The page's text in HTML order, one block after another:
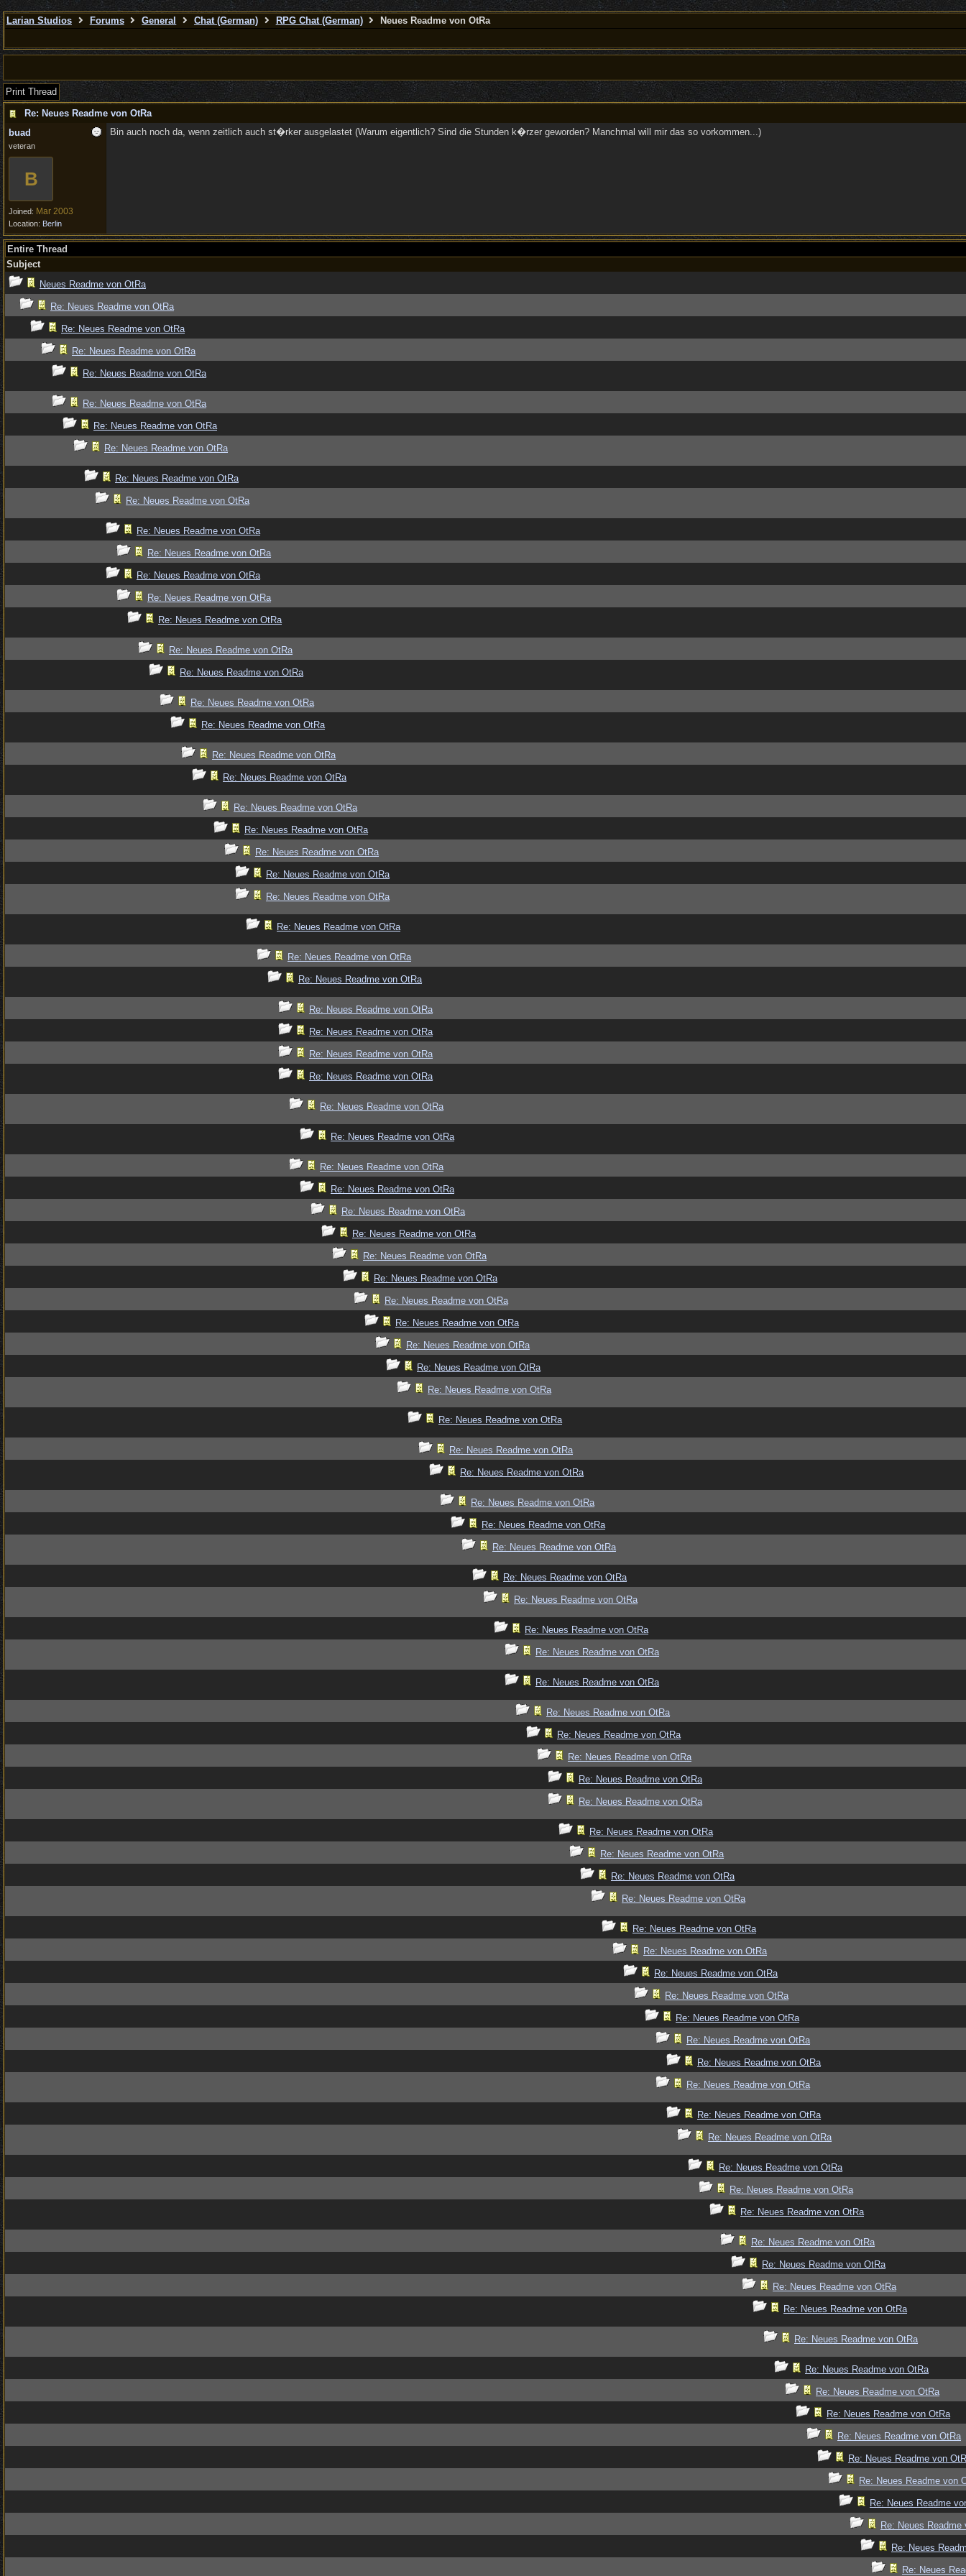
Larian Studios Forums General Chat (German) RPG Chat (German) Neues Readme von OtRa
Print Thread
Re: Neues Readme von OtRa
buad
veteran
B
Joined: Mar 2003
Location: Berlin
Bin auch noch da, wenn zeitlich auch st�rker ausgelastet (Warum eigentlich? Sind die Stunden k�rzer geworden? Manchmal will mir das so vorkommen...)
Entire Thread
Subject
Neues Readme von OtRa
Re: Neues Readme von OtRa
Re: Neues Readme von OtRa
Re: Neues Readme von OtRa
Re: Neues Readme von OtRa
Re: Neues Readme von OtRa
Re: Neues Readme von OtRa
Re: Neues Readme von OtRa
Re: Neues Readme von OtRa
Re: Neues Readme von OtRa
Re: Neues Readme von OtRa
Re: Neues Readme von OtRa
Re: Neues Readme von OtRa
Re: Neues Readme von OtRa
Re: Neues Readme von OtRa
Re: Neues Readme von OtRa
Re: Neues Readme von OtRa
Re: Neues Readme von OtRa
Re: Neues Readme von OtRa
Re: Neues Readme von OtRa
Re: Neues Readme von OtRa
Re: Neues Readme von OtRa
Re: Neues Readme von OtRa
Re: Neues Readme von OtRa
Re: Neues Readme von OtRa
Re: Neues Readme von OtRa
Re: Neues Readme von OtRa
Re: Neues Readme von OtRa
Re: Neues Readme von OtRa
Re: Neues Readme von OtRa
Re: Neues Readme von OtRa
Re: Neues Readme von OtRa
Re: Neues Readme von OtRa
Re: Neues Readme von OtRa
Re: Neues Readme von OtRa
Re: Neues Readme von OtRa
Re: Neues Readme von OtRa
Re: Neues Readme von OtRa
Re: Neues Readme von OtRa
Re: Neues Readme von OtRa
Re: Neues Readme von OtRa
Re: Neues Readme von OtRa
Re: Neues Readme von OtRa
Re: Neues Readme von OtRa
Re: Neues Readme von OtRa
Re: Neues Readme von OtRa
Re: Neues Readme von OtRa
Re: Neues Readme von OtRa
Re: Neues Readme von OtRa
Re: Neues Readme von OtRa
Re: Neues Readme von OtRa
Re: Neues Readme von OtRa
Re: Neues Readme von OtRa
Re: Neues Readme von OtRa
Re: Neues Readme von OtRa
Re: Neues Readme von OtRa
Re: Neues Readme von OtRa
Re: Neues Readme von OtRa
Re: Neues Readme von OtRa
Re: Neues Readme von OtRa
Re: Neues Readme von OtRa
Re: Neues Readme von OtRa
Re: Neues Readme von OtRa
Re: Neues Readme von OtRa
Re: Neues Readme von OtRa
Re: Neues Readme von OtRa
Re: Neues Readme von OtRa
Re: Neues Readme von OtRa
Re: Neues Readme von OtRa
Re: Neues Readme von OtRa
Re: Neues Readme von OtRa
Re: Neues Readme von OtRa
Re: Neues Readme von OtRa
Re: Neues Readme von OtRa
Re: Neues Readme von OtRa
Re: Neues Readme von OtRa
Re: Neues Readme von OtRa
Re: Neues Readme von OtRa
Re: Neues Readme von OtRa
Re: Neues Readme von OtRa
Re: Neues Readme von OtRa
Re: Neues Readme von OtRa
Re: Neues Readme von OtRa
Re: Neues Readme von OtRa
Re: Neues Readme von OtRa
Re: Neues Readme von OtRa
Re: Neues Readme von OtRa
Re: Neues Readme von OtRa
Re: Neues Readme von
Re: Neues Readme von
Re: Neues Readme
Re: Neues Readme
Re: Neues
Re: Neues